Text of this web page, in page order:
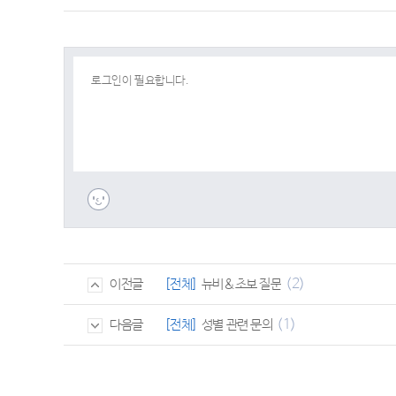
이전글 [전체] 뉴비&초보 질문 (2)
다음글 [전체] 성별 관련 문의 (1)